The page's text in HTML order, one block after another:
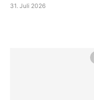
31. Juli 2026